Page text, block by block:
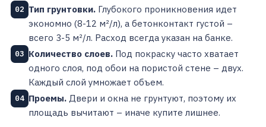
02 Тип грунтовки. Глубокого проникновения идет
экономно (8-12 м²/л), а бетонконтакт густой –
всего 3-5 м²/л. Расход всегда указан на банке.
03 Количество слоев. Под покраску часто хватает
одного слоя, под обои на пористой стене – двух.
Каждый слой умножает объем.
04 Проемы. Двери и окна не грунтуют, поэтому их
площадь вычитают – иначе купите лишнее.